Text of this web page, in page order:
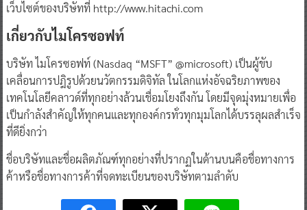
เว็บไซต์ของบริษัทที่ http://www.hitachi.com
เกี่ยวกับไมโครซอฟท์
บริษัท ไมโครซอฟท์ (Nasdaq “MSFT” @microsoft) เป็นผู้ขับ
เคลื่อนการปฎิรูปด้วยนวัตกรรมดิจิทัล ในโลกแห่งอัจฉริยภาพของ
เทคโนโลยีคลาวด์ที่ทุกอย่างล้วนเชื่อมโยงถึงกัน โดยมีจุดมุ่งหมายเพื่อ
เป็นกำลังสำคัญให้ทุกคนและทุกองค์กรทั่วทุกมุมโลกได้บรรลุผลสำเร็จ
ที่ดียิ่งกว่า
ชื่อบริษัทและชื่อผลิตภัณฑ์ทุกอย่างที่ปรากฏในด้านบนคือชื่อทางการ
ค้าหรือชื่อทางการค้าที่จดทะเบียนของบริษัทตามลำดับ